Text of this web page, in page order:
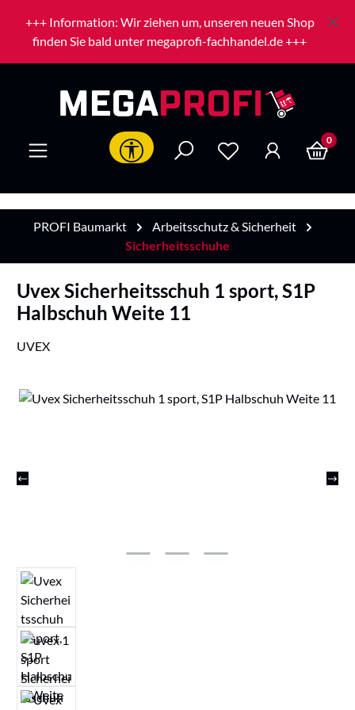
Zum Hauptinhalt springen
+++ Information: Wir ziehen um, unseren neuen Shop
finden Sie bald unter megaprofi-fachhandel.de +++
Werkzeugleiste anzeigen 0
PROFI Baumarkt
Arbeitsschutz & Sicherheit
Sicherheitsschuhe
Uvex Sicherheitsschuh 1 sport, S1P
Halbschuh Weite 11
UVEX
Bildergalerie überspringen